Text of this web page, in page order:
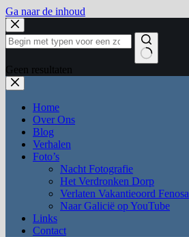
Ga naar de inhoud
Geen resultaten
Home
Over Ons
Blog
Verhalen
Foto’s
Nacht Fotografie
Het Verdronken Dorp
Verlaten Vakantieoord Fenosa
Naar Galicië op YouTube
Links
Contact